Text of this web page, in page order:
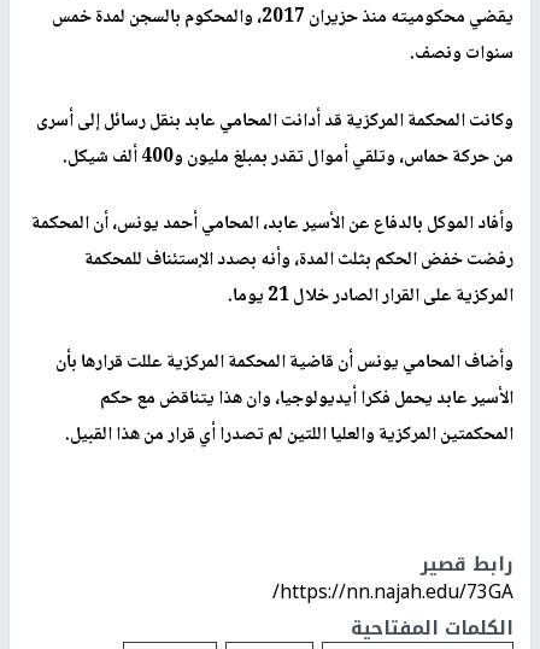
يقضي محكوميته منذ حزيران 2017، والمحكوم بالسجن لمدة خمس
سنوات ونصف.
وكانت المحكمة المركزية قد أدانت المحامي عابد بنقل رسائل إلى أسرى
من حركة حماس، وتلقي أموال تقدر بمبلغ مليون و400 ألف شيكل.
وأفاد الموكل بالدفاع عن الأسير عابد، المحامي أحمد يونس، أن المحكمة
رفضت خفض الحكم بثلث المدة، وأنه بصدد الإستئناف للمحكمة
المركزية على القرار الصادر خلال 21 يوما.
وأضاف المحامي يونس أن قاضية المحكمة المركزية عللت قرارها بأن
الأسير عابد يحمل فكرا أيديولوجيا، وان هذا يتناقض مع حكم
المحكمتين المركزية والعليا اللتين لم تصدرا أي قرار من هذا القبيل.
رابط قصير
https://nn.najah.edu/73GA/
الكلمات المفتاحية